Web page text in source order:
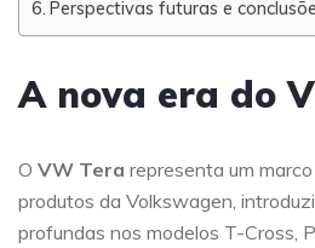
Perspectivas futuras e
A nova era do
O VW Tera representa um
produtos da Volkswagen,
profundas nos modelos T-Cross,